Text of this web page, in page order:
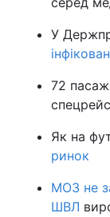
У
72
Як на
ринок
МОЗ не
ШВЛ